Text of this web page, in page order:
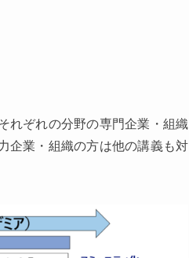
れぞれの分野の専門企業・組織
企業・組織の方は他の講義も対